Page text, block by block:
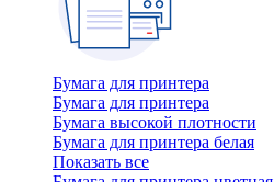
Бумага для принтера
Бумага для принтера
Бумага высокой плотности
Бумага для принтера белая
Показать все